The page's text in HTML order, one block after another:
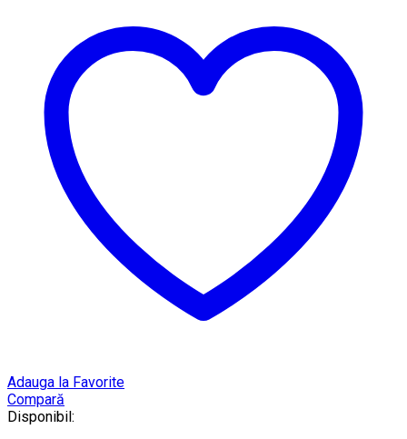
Adauga la Favorite
Compară
Disponibil: